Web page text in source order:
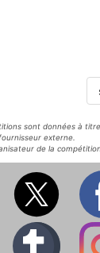
sont données à
externe.
de la